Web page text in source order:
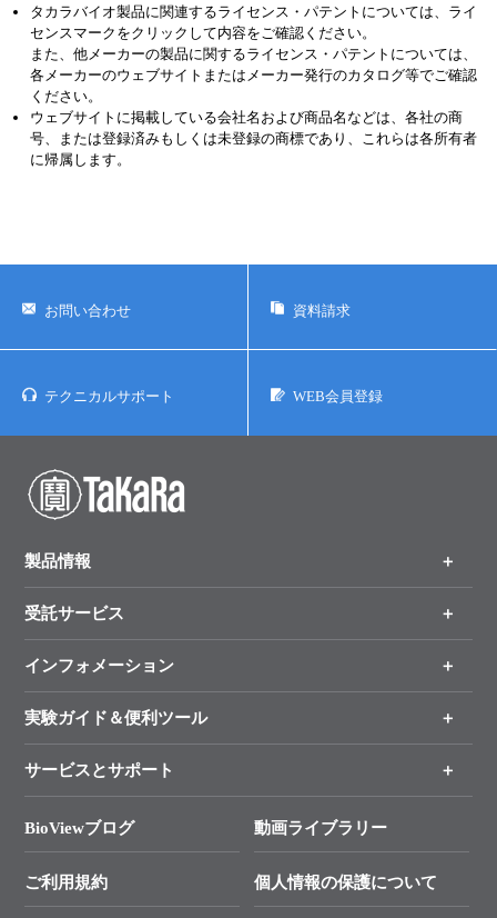
タカラバイオ製品に関連するライセンス・パテントについては、ライ
センスマークをクリックして内容をご確認ください。
また、他メーカーの製品に関するライセンス・パテントについては、
各メーカーのウェブサイトまたはメーカー発行のカタログ等でご確認
ください。
ウェブサイトに掲載している会社名および商品名などは、各社の商
号、または登録済みもしくは未登録の商標であり、これらは各所有者
に帰属します。
お問い合わせ 資料請求
テクニカルサポート WEB会員登録
製品情報
製品一覧
手法から製品を探す
新製品情報
受託サービス
オンライン注文
インフォメーション
キャンペーン
タカラバイオ各種会員募集のお知らせ
終売製品のお知らせ
価格改定のご案内
実験ガイド＆便利ツール
リアルタイムPCR実験のススメ
幹細胞・再生医療研究ガイド
クローニング実験ガイド
サービスとサポート
総合お問い合わせ
BioViewブログ 動画ライブラリー
ご利用規約 個人情報の保護について